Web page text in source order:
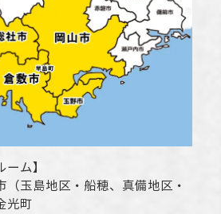
ーム】
（玉島地区・船穂、真備地区・
光町